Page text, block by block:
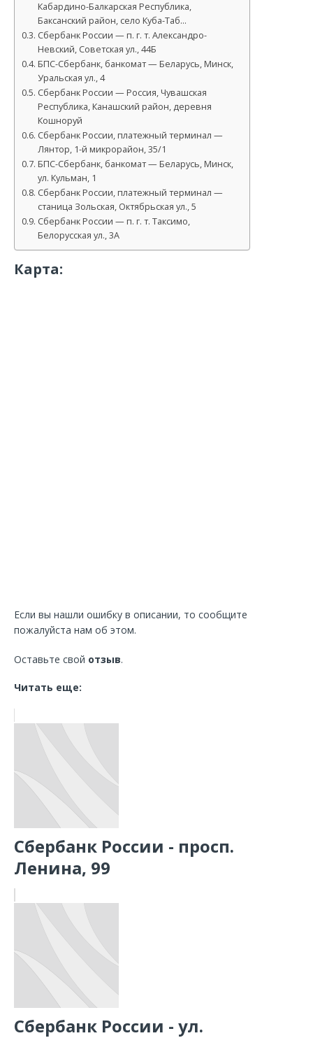
Кабардино-Балкарская Республика,
Баксанский район, село Куба-Таб…
Сбербанк России — п. г. т. Александро-
Невский, Советская ул., 44Б
БПС-Сбербанк, банкомат — Беларусь, Минск,
Уральская ул., 4
Сбербанк России — Россия, Чувашская
Республика, Канашский район, деревня
Кошноруй
Сбербанк России, платежный терминал —
Лянтор, 1-й микрорайон, 35/1
БПС-Сбербанк, банкомат — Беларусь, Минск,
ул. Кульман, 1
Сбербанк России, платежный терминал —
станица Зольская, Октябрьская ул., 5
Сбербанк России — п. г. т. Таксимо,
Белорусская ул., 3А
Карта:
Если вы нашли ошибку в описании, то сообщите
пожалуйста нам об этом.
Оставьте свой отзыв.
Читать еще:
Сбербанк России - просп.
Ленина, 99
Сбербанк России - ул.